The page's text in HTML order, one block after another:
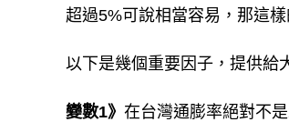
超過5%可說相當容易，那這
以下是幾個重要因子，提供給
變數1》 在台灣通膨率絕對不